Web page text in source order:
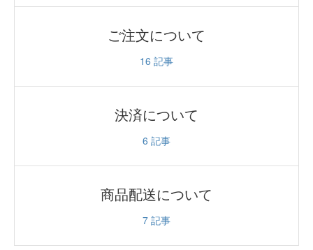
ご注文について
16 記事
決済について
6 記事
商品配送について
7 記事